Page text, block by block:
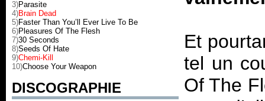
3)Parasite
4)Brain Dead
5)Faster Than You’ll Ever Live To Be
6)Pleasures Of The Flesh
7)30 Seconds
8)Seeds Of Hate
9)Chemi-Kill
10)Choose Your Weapon
DISCOGRAPHIE
Et
tel un
Of The